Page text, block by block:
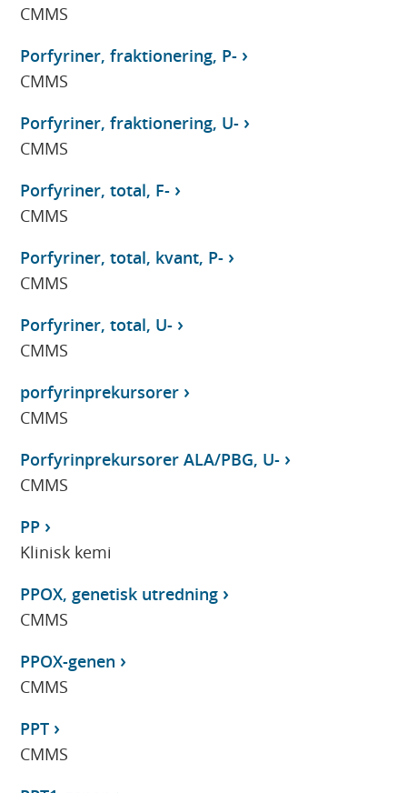
CMMS
Porfyriner, fraktionering, P-
CMMS
Porfyriner, fraktionering, U-
CMMS
Porfyriner, total, F-
CMMS
Porfyriner, total, kvant, P-
CMMS
Porfyriner, total, U-
CMMS
porfyrinprekursorer
CMMS
Porfyrinprekursorer ALA/PBG, U-
CMMS
PP
Klinisk kemi
PPOX, genetisk utredning
CMMS
PPOX-genen
CMMS
PPT
CMMS